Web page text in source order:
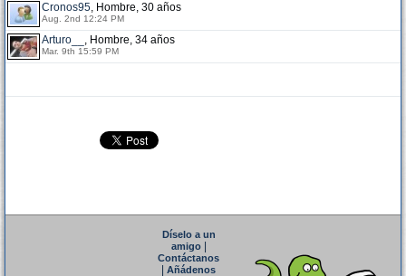
Cronos95, Hombre, 30 años
Aug. 2nd 12:24 PM
Arturo__ , Hombre, 34 años
Mar. 9th 15:59 PM
Díselo a un
amigo|
Contáctanos
Añádenos